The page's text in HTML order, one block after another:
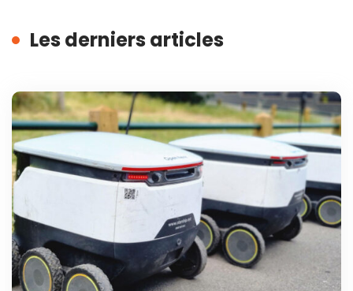
Les derniers articles